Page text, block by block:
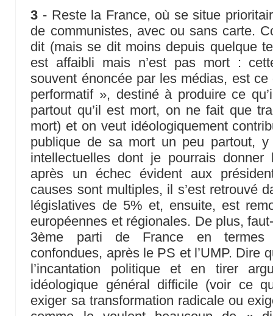
3 - Reste la France, où se situe
de communistes, avec ou sans carte.
dit (mais se dit moins depuis quelque
est affaibli mais n’est pas mort :
souvent énoncée par les médias, est ce
performatif », destiné à produire ce
partout qu’il est mort, on ne fait que
mort) et on veut idéologiquement
publique de sa mort un peu partout,
intellectuelles dont je pourrais
après un échec évident aux
causes sont multiples, il s’est retrouvé
législatives de 5% et, ensuite, est
européennes et régionales. De plus,
3ème parti de France en termes
confondues, après le PS et l’UMP. Dire
l’incantation politique et en tirer
idéologique général difficile (voir ce
exiger sa transformation radicale ou